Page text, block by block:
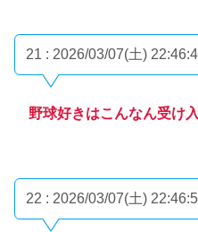
21 : 2026/03/07(土)
野球好きはこんなん受け
22 : 2026/03/07(土)